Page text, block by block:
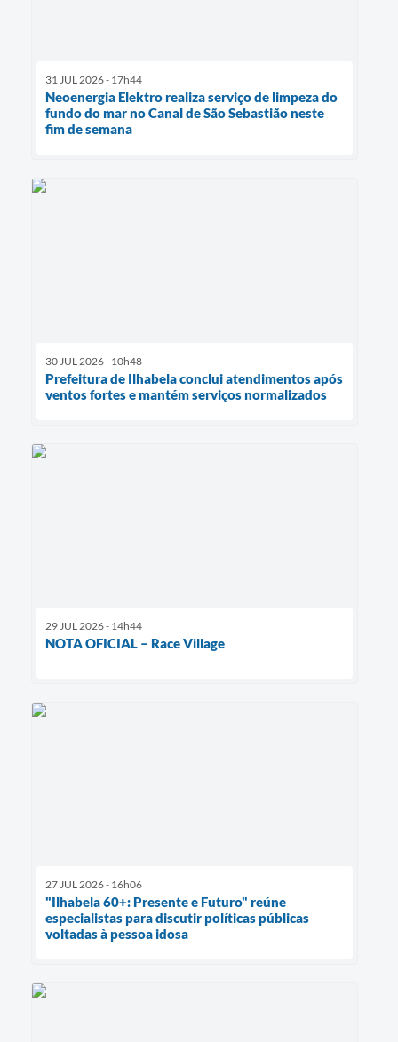
31 JUL 2026 - 17h44
Neoenergia Elektro realiza serviço de limpeza do
fundo do mar no Canal de São Sebastião neste
fim de semana
30 JUL 2026 - 10h48
Prefeitura de Ilhabela conclui atendimentos após
ventos fortes e mantém serviços normalizados
29 JUL 2026 - 14h44
NOTA OFICIAL – Race Village
27 JUL 2026 - 16h06
"Ilhabela 60+: Presente e Futuro" reúne
especialistas para discutir políticas públicas
voltadas à pessoa idosa